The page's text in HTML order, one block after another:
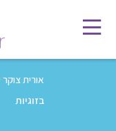
אורית צוקר Ph.D
בזוגיות